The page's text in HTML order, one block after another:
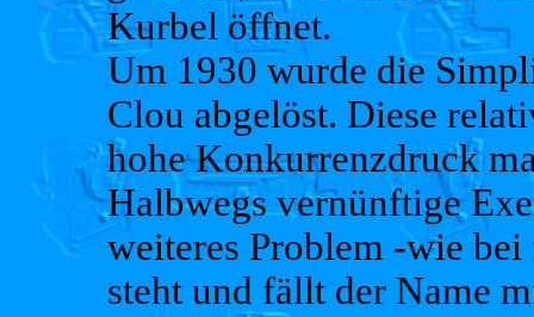
Kurbel öffnet.
Um 1930 wurde die
Clou abgelöst. Diese
hohe Konkurrenzdruck
Halbwegs vernünftige
weiteres Problem -wie
steht und fällt der Name